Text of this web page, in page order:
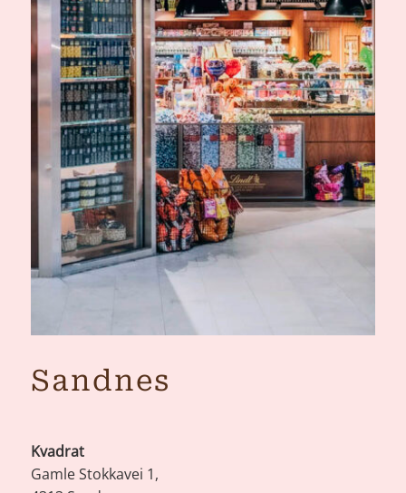
Sandnes
Kvadrat
Gamle Stokkavei 1,